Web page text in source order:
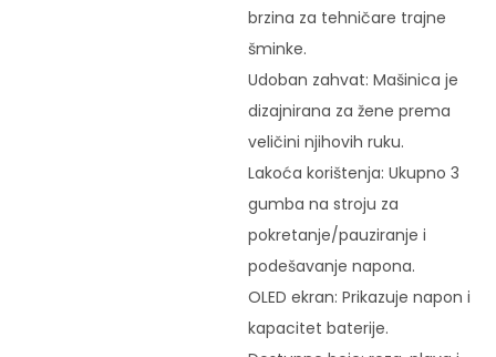
brzina za tehničare trajne
šminke.
Udoban zahvat: Mašinica je
dizajnirana za žene prema
veličini njihovih ruku.
Lakoća korištenja: Ukupno 3
gumba na stroju za
pokretanje/pauziranje i
podešavanje napona.
OLED ekran: Prikazuje napon i
kapacitet baterije.